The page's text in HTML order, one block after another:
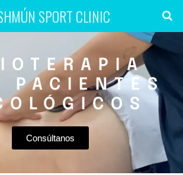
SPORT CLINIC
PACIENTES
Consúltanos